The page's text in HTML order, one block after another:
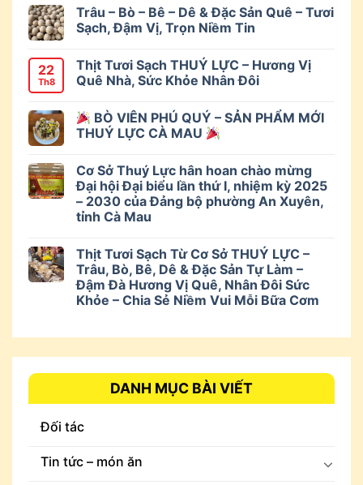
Trâu – Bò – Bê – Dê & Đặc Sản Quê – Tươi
Sạch, Đậm Vị, Trọn Niềm Tin
22
Th8
Thịt Tươi Sạch THUÝ LỰC – Hương Vị
Quê Nhà, Sức Khỏe Nhân Đôi
BÒ VIÊN PHÚ QUÝ – SẢN PHẨM MỚI
THUÝ LỰC CÀ MAU
Cơ Sở Thuý Lực hân hoan chào mừng
Đại hội Đại biểu lần thứ I, nhiệm kỳ 2025
– 2030 của Đảng bộ phường An Xuyên,
tỉnh Cà Mau
Thịt Tươi Sạch Từ Cơ Sở THUÝ LỰC –
Trâu, Bò, Bê, Dê & Đặc Sản Tự Làm –
Đậm Đà Hương Vị Quê, Nhân Đôi Sức
Khỏe – Chia Sẻ Niềm Vui Mỗi Bữa Cơm
DANH MỤC BÀI VIẾT
Đối tác
Tin tức – món ăn